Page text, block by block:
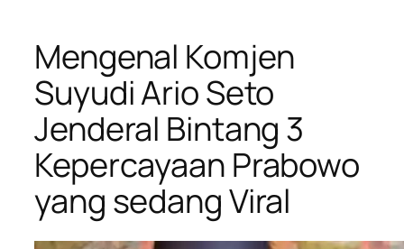
Mengenal Komjen
Suyudi Ario Seto
Jenderal Bintang 3
Kepercayaan Prabowo
yang sedang Viral